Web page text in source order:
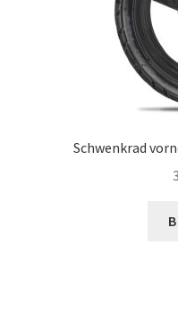
Schwenkrad